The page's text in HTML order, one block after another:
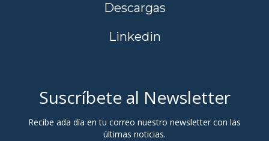
Descargas
Linkedin
Suscríbete al Newsletter
Recibe ada día en tu correo nuestro newsletter con las
últimas noticias.